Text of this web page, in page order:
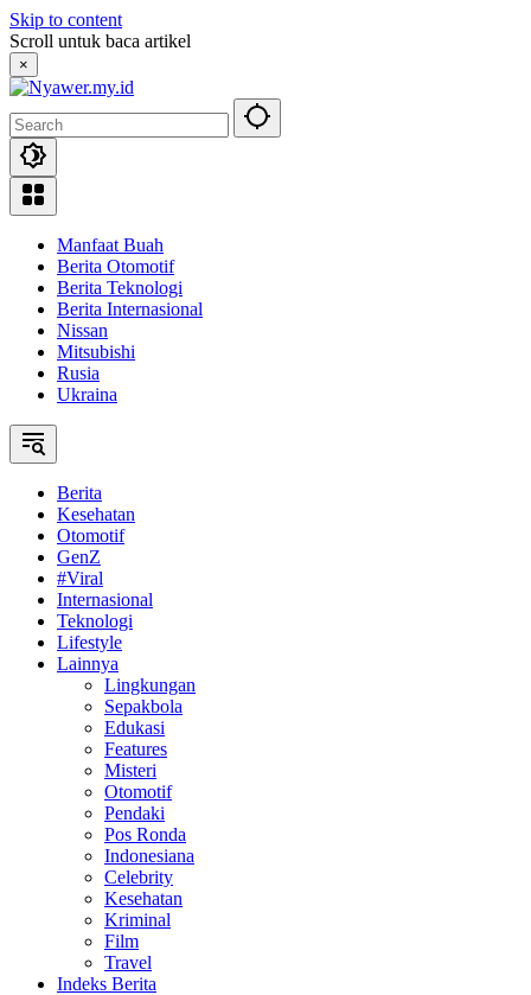
Skip to content
Scroll untuk baca artikel
×
Manfaat Buah
Berita Otomotif
Berita Teknologi
Berita Internasional
Nissan
Mitsubishi
Rusia
Ukraina
Berita
Kesehatan
Otomotif
GenZ
#Viral
Internasional
Teknologi
Lifestyle
Lainnya
Lingkungan
Sepakbola
Edukasi
Features
Misteri
Otomotif
Pendaki
Pos Ronda
Indonesiana
Celebrity
Kesehatan
Kriminal
Film
Travel
Indeks Berita